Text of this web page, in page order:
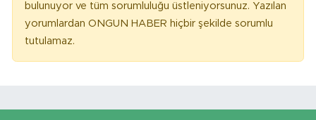
bulunuyor ve tüm sorumluluğu üstleniyorsunuz. Yazılan
yorumlardan ONGUN HABER hiçbir şekilde sorumlu
tutulamaz.